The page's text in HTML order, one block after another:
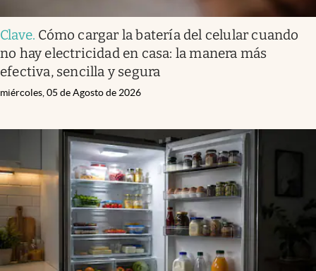
Clave. Cómo cargar la batería del celular cuando
no hay electricidad en casa: la manera más
efectiva, sencilla y segura
miércoles, 05 de Agosto de 2026